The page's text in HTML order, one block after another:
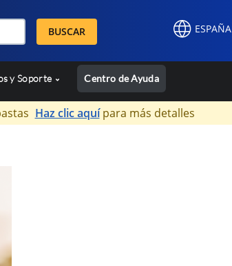
BUSCAR ESPAÑA
y Soporte Centro de Ayuda
Haz clic aquípara más detalles